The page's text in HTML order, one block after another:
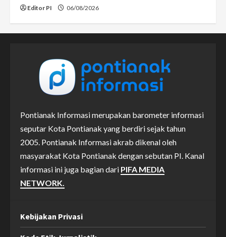
Editor PI 06/08/2026
Pontianak Informasi merupakan barometer informasi
seputar Kota Pontianak yang berdiri sejak tahun
2005. Pontianak Informasi akrab dikenal oleh
masyarakat Kota Pontianak dengan sebutan PI. Kanal
informasi ini juga bagian dari PIFA MEDIA
NETWORK.
Kebijakan Privasi